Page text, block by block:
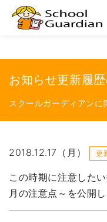
を
る
お知らせ更新履
スクールガーディアンに
2018.12.17（月） 更
この時期に注意した
月の注意点～を公開し